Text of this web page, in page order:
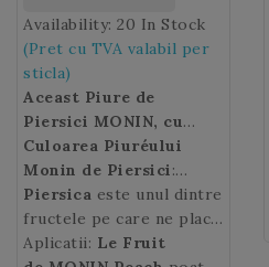
Availability: 20 In Stock
(Pret cu TVA valabil per
sticla)
Aceast Piure de
Piersici MONIN, cu
gust dulce de piersica
alba si note catifelate
ale fructului proaspat
zdrobit, va fi ideal
cocktail-uri si alte
Culoarea Piuréului
Monin de Piersici:
portocalie.
Piersica este unul dintre
fructele pe care ne place
sa le savuram
Aplicatii: Le Fruit